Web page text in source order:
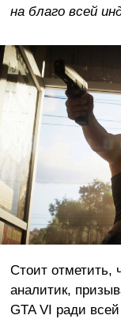
на благо всей
Стоит отметить,
аналитик,
GTA VI ради